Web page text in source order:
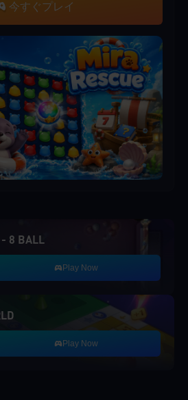
今すぐプレイ
- 8 BALL
Play Now
Play Now